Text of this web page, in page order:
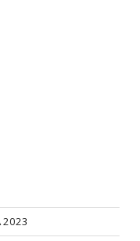
2023